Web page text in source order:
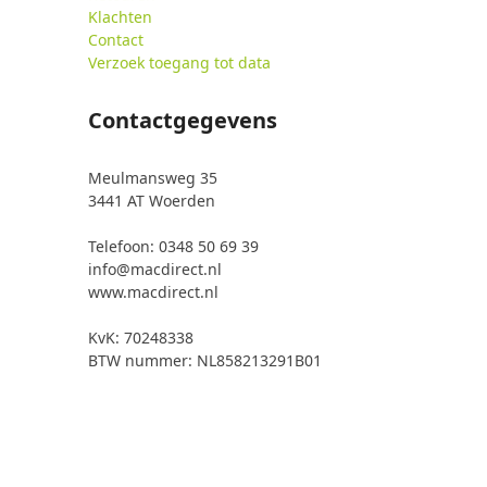
Klachten
Contact
Verzoek toegang tot data
Contactgegevens
Meulmansweg 35
3441 AT Woerden
Telefoon: 0348 50 69 39
info@macdirect.nl
www.macdirect.nl
KvK: 70248338
BTW nummer: NL858213291B01